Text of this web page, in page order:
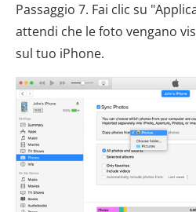
Passaggio 7. Fai clic su
attendi che le foto vengano
sul tuo iPhone.